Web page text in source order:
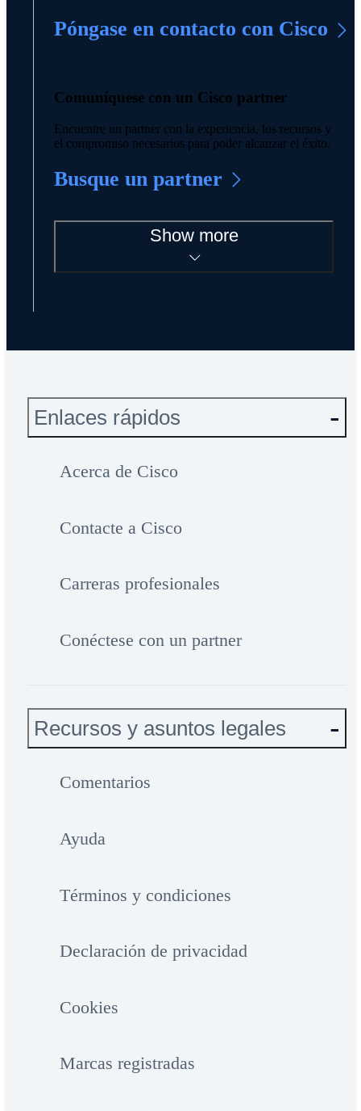
Póngase en contacto con Cisco
Comuníquese con un Cisco partner
Encuentre un partner con la experiencia, los recursos y
el compromiso necesarios para poder alcanzar el éxito.
Busque un partner
Show more
Enlaces rápidos
Acerca de Cisco
Contacte a Cisco
Carreras profesionales
Conéctese con un partner
Recursos y asuntos legales
Comentarios
Ayuda
Términos y condiciones
Declaración de privacidad
Cookies
Marcas registradas